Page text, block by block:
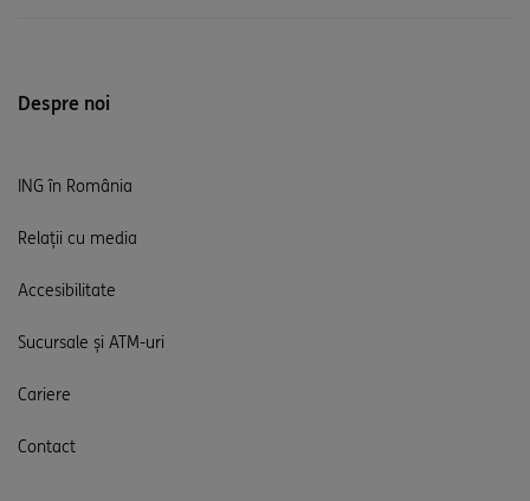
Despre noi
ING în România
Relații cu media
Accesibilitate
Sucursale și ATM-uri
Cariere
Contact